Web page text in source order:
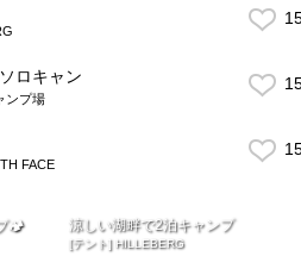
ロキャン
ンプ場
FACE
🏕 涼しい湖畔で2泊キャンプ
[テント] HILLEBERG